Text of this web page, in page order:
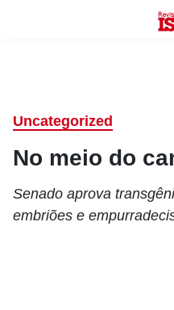
Uncategorized
No meio do
Senado aprova
embriões e